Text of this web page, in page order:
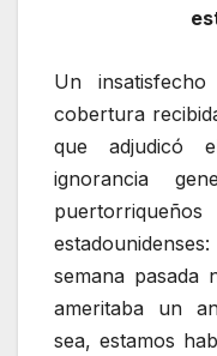
Un
cobertura
que adjudicó
ignorancia
semana pasada
ameritaba un
sea, estamos